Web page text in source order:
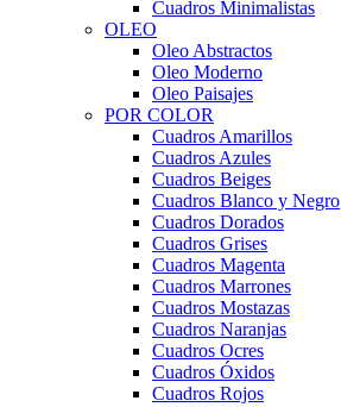
Cuadros Minimalistas
OLEO
Oleo Abstractos
Oleo Moderno
Oleo Paisajes
POR COLOR
Cuadros Amarillos
Cuadros Azules
Cuadros Beiges
Cuadros Blanco y Negro
Cuadros Dorados
Cuadros Grises
Cuadros Magenta
Cuadros Marrones
Cuadros Mostazas
Cuadros Naranjas
Cuadros Ocres
Cuadros Óxidos
Cuadros Rojos